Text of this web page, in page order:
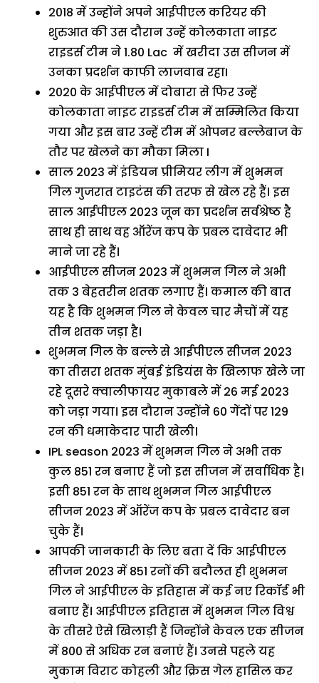
2018 में उन्होंने अपने आईपीएल करियर की
शुरुआत की उस दौरान उन्हें कोलकाता नाइट
राइडर्स टीम ने 1.80 Lac में खरीदा उस सीजन में
उनका प्रदर्शन काफी लाजवाब रहाI
2020 के आईपीएल में दोबारा से फिर उन्हें
कोलकाता नाइट राइडर्स टीम में सम्मिलित किया
गया और इस बार उन्हें टीम में ओपनर बल्लेबाज के
तौर पर खेलने का मौका मिला I
साल 2023 में इंडियन प्रीमियर लीग में शुभमन
गिल गुजरात टाइटंस की तरफ से खेल रहे हैं। इस
साल आईपीएल 2023 जून का प्रदर्शन सर्वश्रेष्ठ है
साथ ही साथ वह ऑरेंज कप के प्रबल दावेदार भी
माने जा रहे हैं।
आईपीएल सीजन 2023 में शुभमन गिल ने अभी
तक 3 बेहतरीन शतक लगाए हैं। कमाल की बात
यह है कि शुभमन गिल ने केवल चार मैचों में यह
तीन शतक जड़ा है।
शुभमन गिल के बल्ले से आईपीएल सीजन 2023
का तीसरा शतक मुंबई इंडियंस के खिलाफ खेले जा
रहे दूसरे क्वालीफायर मुकाबले में 26 मई 2023
को जड़ा गया। इस दौरान उन्होंने 60 गेंदों पर 129
रन की धमाकेदार पारी खेली।
IPL season 2023 में शुभमन गिल ने अभी तक
कुल 851 रन बनाए हैं जो इस सीजन में सर्वाधिक है।
इसी 851 रन के साथ शुभमन गिल आईपीएल
सीजन 2023 में ऑरेंज कप के प्रबल दावेदार बन
चुके हैं।
आपकी जानकारी के लिए बता दें कि आईपीएल
सीजन 2023 में 851 रनों की बदौलत ही शुभमन
गिल ने आईपीएल के इतिहास में कई नए रिकॉर्ड भी
बनाए हैं। आईपीएल इतिहास में शुभमन गिल विश्व
के तीसरे ऐसे खिलाड़ी हैं जिन्होंने केवल एक सीजन
में 800 से अधिक रन बनाएं हैं। उनसे पहले यह
मुकाम विराट कोहली और क्रिस गेल हासिल कर